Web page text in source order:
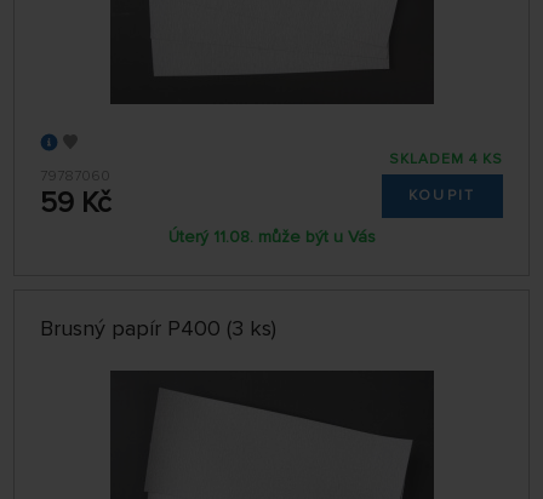
79787060
59 Kč
SKLADEM 4 KS
KOUPIT
Úterý 11.08. může být u Vás
Brusný papír P400 (3 ks)